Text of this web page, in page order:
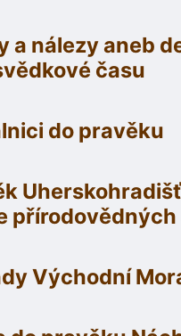
a nálezy aneb
času
do pravěku
přírodovědných
Východní